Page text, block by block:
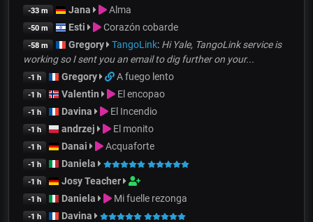
-33 m Jana Alma
-50 m Esti Corazón cobarde
-58 m Gregory TangoLink: Hi Yale, TangoLink service is
working so I sent you an email to dig further on your...
-1 h Gregory A fuego lento
-1 h Valentin El encopao
-1 h Davina El Incendio
-1 h andrzej El monito
-1 h Danai Acquaforte
-1 h Daniela
-1 h Josy Teacher
-1 h Daniela Mi fuelle rezonga
-1 h Davina